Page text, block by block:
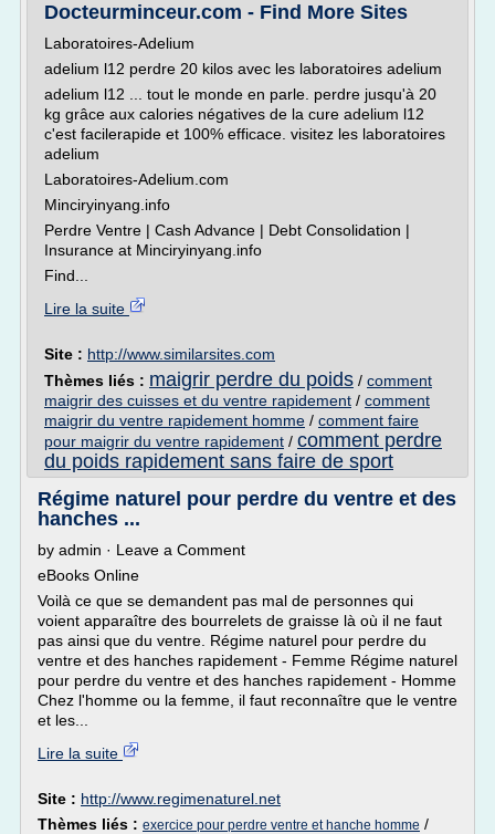
Docteurminceur.com - Find More Sites
Laboratoires-Adelium
adelium l12 perdre 20 kilos avec les laboratoires adelium
adelium l12 ... tout le monde en parle. perdre jusqu'à 20
kg grâce aux calories négatives de la cure adelium l12
c'est facilerapide et 100% efficace. visitez les laboratoires
adelium
Laboratoires-Adelium.com
Minciryinyang.info
Perdre Ventre | Cash Advance | Debt Consolidation |
Insurance at Minciryinyang.info
Find...
Lire la suite
Site : http://www.similarsites.com
Thèmes liés : maigrir perdre du poids / comment
maigrir des cuisses et du ventre rapidement / comment
maigrir du ventre rapidement homme / comment faire
pour maigrir du ventre rapidement / comment perdre
du poids rapidement sans faire de sport
Régime naturel pour perdre du ventre et des
hanches ...
by admin · Leave a Comment
eBooks Online
Voilà ce que se demandent pas mal de personnes qui
voient apparaître des bourrelets de graisse là où il ne faut
pas ainsi que du ventre. Régime naturel pour perdre du
ventre et des hanches rapidement - Femme Régime naturel
pour perdre du ventre et des hanches rapidement - Homme
Chez l'homme ou la femme, il faut reconnaître que le ventre
et les...
Lire la suite
Site : http://www.regimenaturel.net
Thèmes liés : exercice pour perdre ventre et hanche homme /